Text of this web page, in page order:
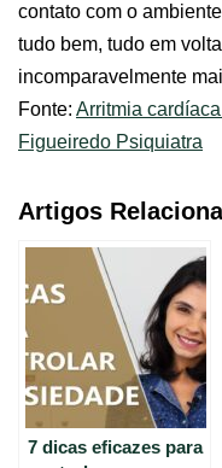
contato com o
tudo bem, tudo em
incomparavelmente
Fonte: Arritmia
Figueiredo Psiquiatra
Artigos
7 dicas eficazes para